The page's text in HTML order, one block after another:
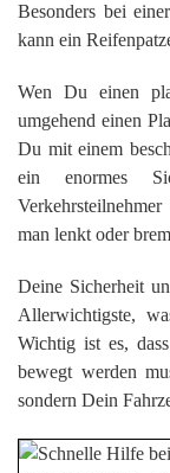
Besonders bei
kann ein
Wen Du einen
umgehend einen
Du mit einem
ein enormes
man lenkt oder
Deine Sicherheit
Allerwichtigste,
Wichtig ist es,
bewegt werden
sondern Dein